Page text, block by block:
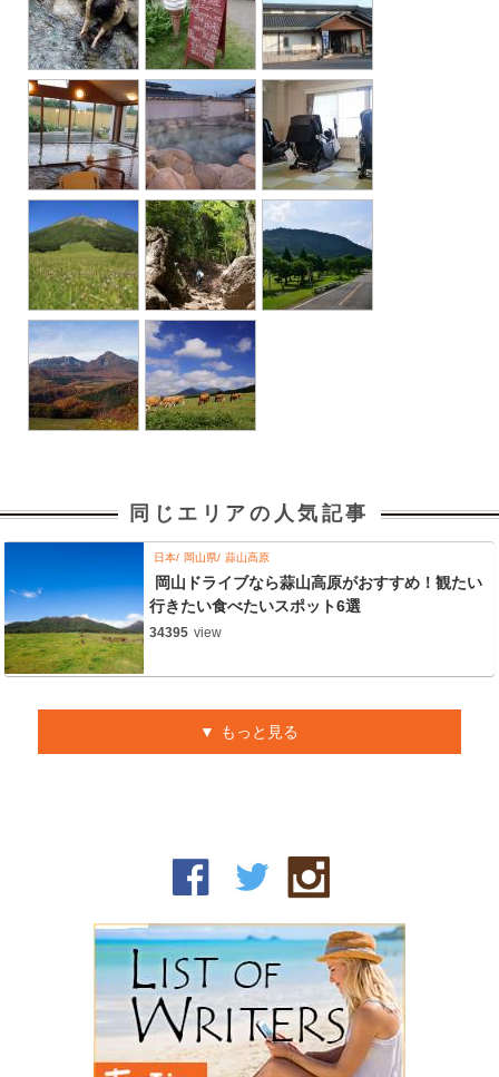
同じエリアの人気記事
日本 岡山県 蒜山高原
岡山ドライブなら蒜山高原がおすすめ！観たい
行きたい食べたいスポット6選
34395 view
もっと見る